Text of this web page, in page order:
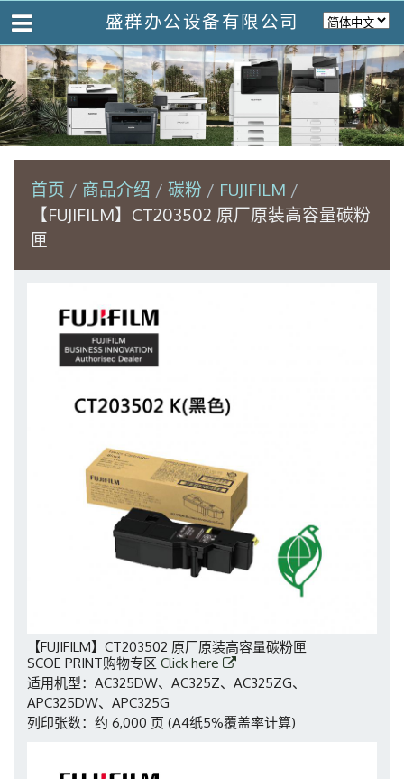
盛群办公设备有限公司
首页 商品介绍 碳粉
FUJIFILM
【FUJIFILM】CT203502 原厂原装高容量碳粉
匣
【FUJIFILM】CT203502 原厂原装高容量碳粉匣
SCOE PRINT购物专区 Click here
适用机型：AC325DW、AC325Z、AC325ZG、
APC325DW、APC325G
列印张数：约 6,000 页 (A4纸5%覆盖率计算)